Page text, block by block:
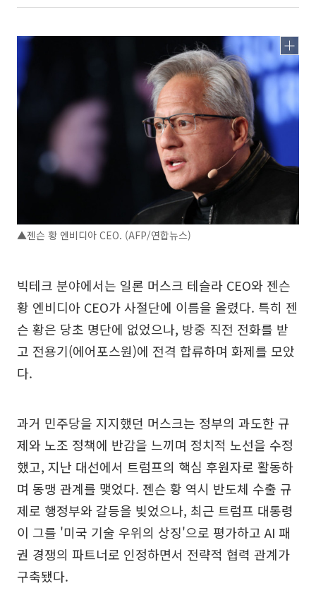
▲젠슨 황 엔비디아 CEO. (AFP/연합뉴스)
빅테크 분야에서는 일론 머스크 테슬라 CEO와 젠슨
황 엔비디아 CEO가 사절단에 이름을 올렸다. 특히 젠
슨 황은 당초 명단에 없었으나, 방중 직전 전화를 받
고 전용기(에어포스원)에 전격 합류하며 화제를 모았
다.
과거 민주당을 지지했던 머스크는 정부의 과도한 규
제와 노조 정책에 반감을 느끼며 정치적 노선을 수정
했고, 지난 대선에서 트럼프의 핵심 후원자로 활동하
며 동맹 관계를 맺었다. 젠슨 황 역시 반도체 수출 규
제로 행정부와 갈등을 빚었으나, 최근 트럼프 대통령
이 그를 '미국 기술 우위의 상징'으로 평가하고 AI 패
권 경쟁의 파트너로 인정하면서 전략적 협력 관계가
구축됐다.